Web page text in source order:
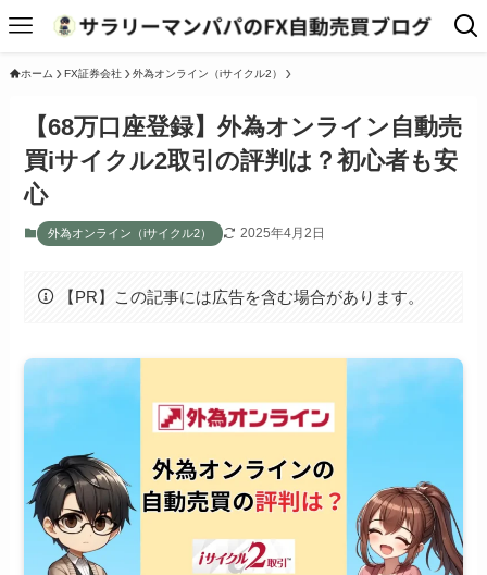
ホーム FX証券会社 外為オンライン（iサイクル2）
【68万口座登録】外為オンライン自動売
買iサイクル2取引の評判は？初心者も安
心
外為オンライン（iサイクル2） 2025年4月2日
【PR】この記事には広告を含む場合があります。